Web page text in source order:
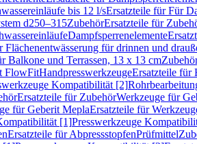
bis 12 l/sErsatzteile für Für
d250–315ZubehörErsatzteile für
Dampfsperrenelemente
Flächenentwässerung für drinnen und
Balkone und Terrassen, 13 x 13 cm
FlowFitHandpresswerkzeugeErsatzteile für
Kompatibilität [2]
Ersatzteile für ZubehörWerkzeuge für
für Geberit MeplaErsatzteile für
[1]Presswerkzeuge
Ersatzteile für AbpressstopfenPrüfmittel